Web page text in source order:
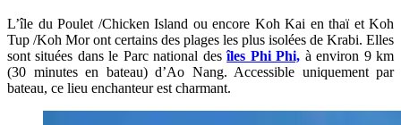
L’île du Poulet /Chicken Island ou encore Koh Kai en thaï et Koh
Tup /Koh Mor ont certains des plages les plus isolées de Krabi. Elles
sont situées dans le Parc national desîles Phi Phi, à environ 9 km
(30 minutes en bateau) d’Ao Nang. Accessible uniquement par
bateau, ce lieu enchanteur est charmant.